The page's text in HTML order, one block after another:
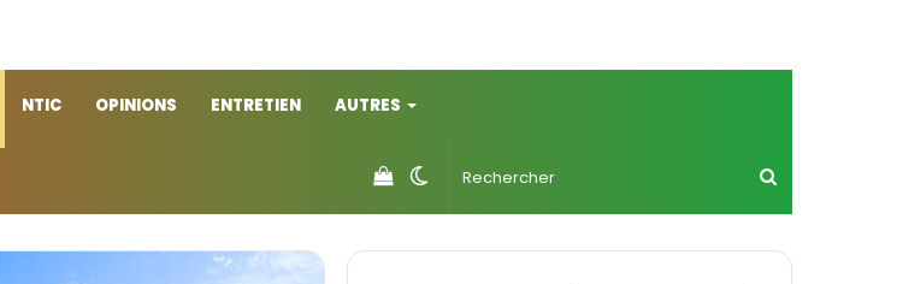
NTIC OPINIONS ENTRETIEN AUTRES
Switch
skin
Voir
votre